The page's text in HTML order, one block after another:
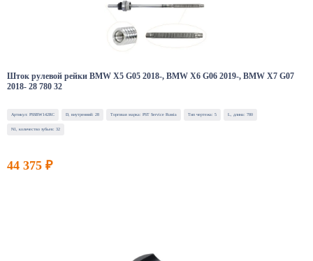
Шток рулевой рейки BMW X5 G05 2018-, BMW X6 G06 2019-, BMW X7 G07
2018- 28 780 32
Артикул: PSSBW142RC D, внутренний: 28 Торговая марка: PST Service Russia Тип чертежа: 5 L, длина: 780
N1, количество зубьев: 32
44 375 ₽